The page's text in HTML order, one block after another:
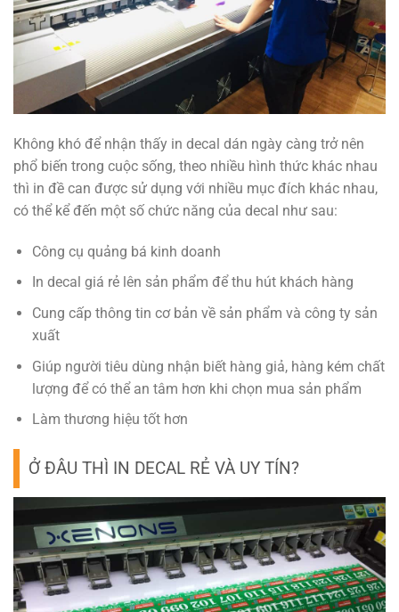
Không khó để nhận thấy in decal dán ngày càng trở nên
phổ biến trong cuộc sống, theo nhiều hình thức khác nhau
thì in đề can được sử dụng với nhiều mục đích khác nhau,
có thể kể đến một số chức năng của decal như sau:
Công cụ quảng bá kinh doanh
In decal giá rẻ lên sản phẩm để thu hút khách hàng
Cung cấp thông tin cơ bản về sản phẩm và công ty sản
xuất
Giúp người tiêu dùng nhận biết hàng giả, hàng kém chất
lượng để có thể an tâm hơn khi chọn mua sản phẩm
Làm thương hiệu tốt hơn
Ở ĐÂU THÌ IN DECAL RẺ VÀ UY TÍN?